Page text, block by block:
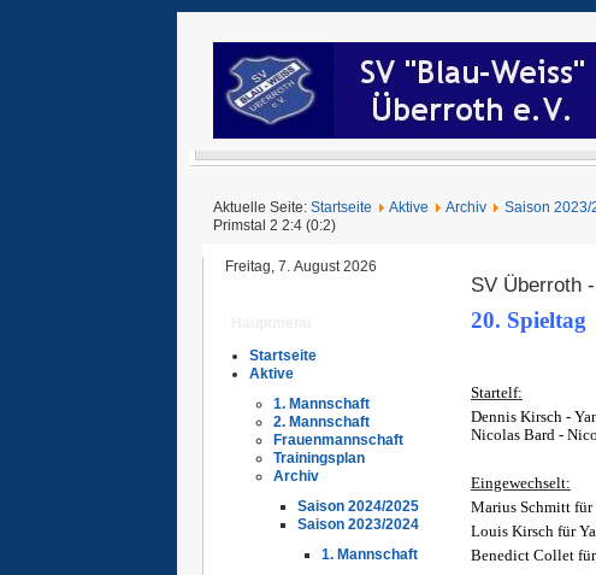
Aktuelle Seite: Startseite Aktive Archiv Saison 2023/
Primstal 2 2:4 (0:2)
Freitag, 7. August 2026
Startseite
Aktive
1. Mannschaft
2. Mannschaft
Frauenmannschaft
Trainingsplan
Archiv
Saison 2024/2025
Saison 2023/2024
1. Mannschaft
SV Überroth
20. Spieltag
Startelf:
Dennis Kirsch -
Nicolas Bard -
Eingewechselt:
Marius Schmitt
Louis Kirsch für
Benedict Collet